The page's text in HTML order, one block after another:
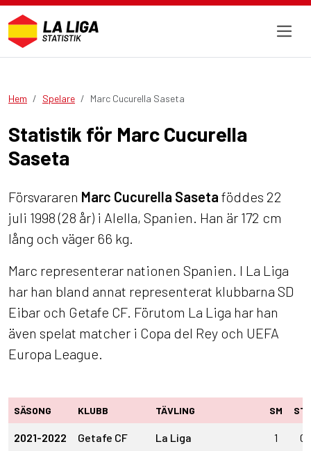
Hem Spelare Marc Cucurella Saseta
Statistik för Marc Cucurella
Saseta
Försvararen Marc Cucurella Saseta föddes 22
juli 1998 (28 år) i Alella, Spanien. Han är 172 cm
lång och väger 66 kg.
Marc representerar nationen Spanien. I La Liga
har han bland annat representerat klubbarna SD
Eibar och Getafe CF. Förutom La Liga har han
även spelat matcher i Copa del Rey och UEFA
Europa League.
SÄSONG KLUBB TÄVLING SM STA
2021-2022 Getafe CF La Liga 1 0